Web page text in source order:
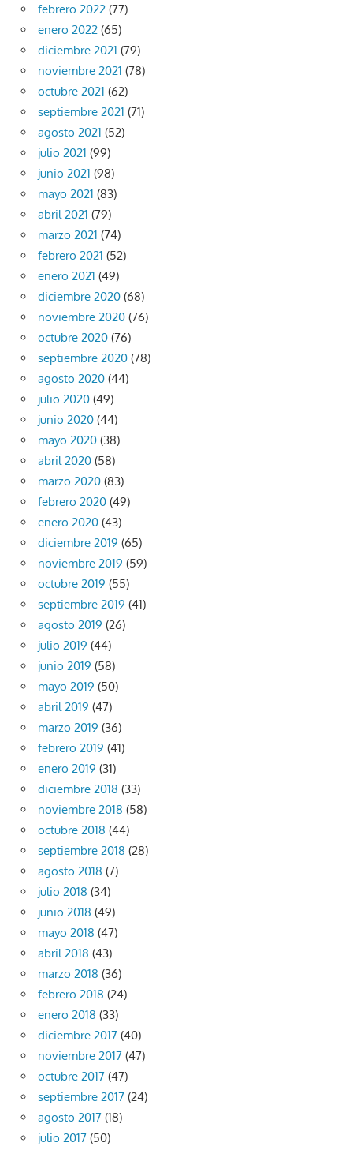
febrero 2022 (77)
enero 2022 (65)
diciembre 2021 (79)
noviembre 2021 (78)
octubre 2021 (62)
septiembre 2021 (71)
agosto 2021 (52)
julio 2021 (99)
junio 2021 (98)
mayo 2021 (83)
abril 2021 (79)
marzo 2021 (74)
febrero 2021 (52)
enero 2021 (49)
diciembre 2020 (68)
noviembre 2020 (76)
octubre 2020 (76)
septiembre 2020 (78)
agosto 2020 (44)
julio 2020 (49)
junio 2020 (44)
mayo 2020 (38)
abril 2020 (58)
marzo 2020 (83)
febrero 2020 (49)
enero 2020 (43)
diciembre 2019 (65)
noviembre 2019 (59)
octubre 2019 (55)
septiembre 2019 (41)
agosto 2019 (26)
julio 2019 (44)
junio 2019 (58)
mayo 2019 (50)
abril 2019 (47)
marzo 2019 (36)
febrero 2019 (41)
enero 2019 (31)
diciembre 2018 (33)
noviembre 2018 (58)
octubre 2018 (44)
septiembre 2018 (28)
agosto 2018 (7)
julio 2018 (34)
junio 2018 (49)
mayo 2018 (47)
abril 2018 (43)
marzo 2018 (36)
febrero 2018 (24)
enero 2018 (33)
diciembre 2017 (40)
noviembre 2017 (47)
octubre 2017 (47)
septiembre 2017 (24)
agosto 2017 (18)
julio 2017 (50)